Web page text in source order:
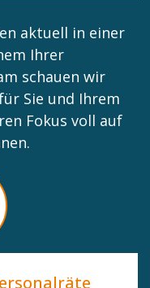
aktuell in einer
Ihrer
schauen wir
Sie und Ihrem
Fokus voll auf